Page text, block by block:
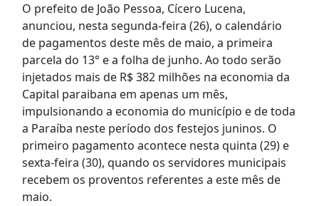
O prefeito de João Pessoa, Cícero Lucena,
anunciou, nesta segunda-feira (26), o calendário
de pagamentos deste mês de maio, a primeira
parcela do 13° e a folha de junho. Ao todo serão
injetados mais de R$ 382 milhões na economia da
Capital paraibana em apenas um mês,
impulsionando a economia do município e de toda
a Paraíba neste período dos festejos juninos. O
primeiro pagamento acontece nesta quinta (29) e
sexta-feira (30), quando os servidores municipais
recebem os proventos referentes a este mês de
maio.